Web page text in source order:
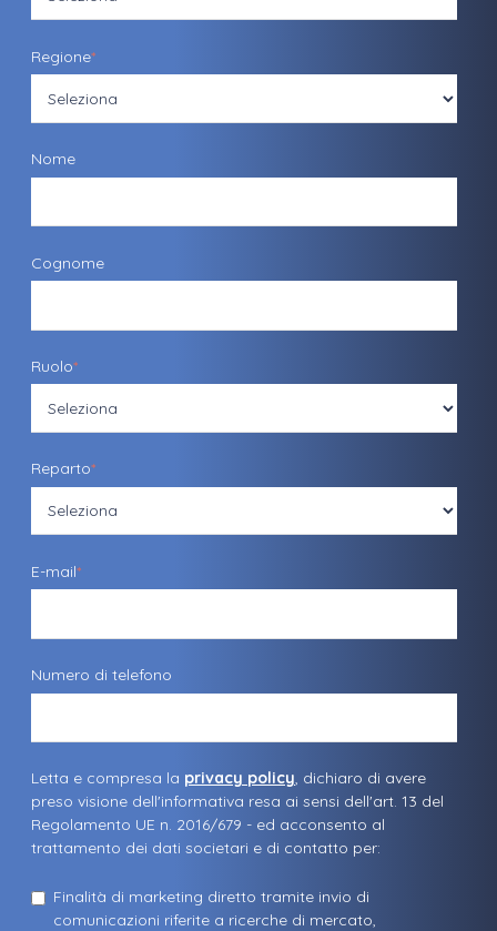
Regione*
Nome
Cognome
Ruolo*
Reparto*
E-mail*
Numero di telefono
Letta e compresa la privacy policy, dichiaro di avere
preso visione dell'informativa resa ai sensi dell'art. 13 del
Regolamento UE n. 2016/679 - ed acconsento al
trattamento dei dati societari e di contatto per:
Finalità di marketing diretto tramite invio di
comunicazioni riferite a ricerche di mercato,